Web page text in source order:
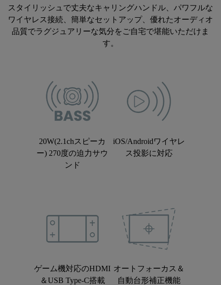
スタイリッシュで丈夫なキャリングハンドル、パワフルな
ワイヤレス接続、簡単なセットアップ、優れたオーディオ
品質でラグジュアリーな気分をご自宅で堪能いただけま
す。
20W(2.1chスピーカ
ー) 270度の迫力サウ
ンド
iOS/Androidワイヤレ
ス投影に対応
ゲーム機対応のHDMI
＆USB Type-C搭載
オートフォーカス＆
自動台形補正機能